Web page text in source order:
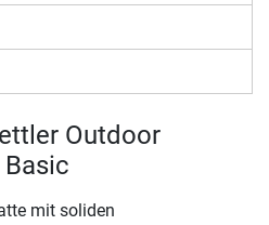
Outdoor
mit soliden